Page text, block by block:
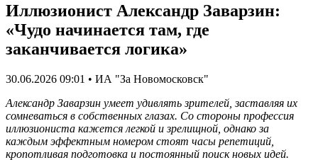
Иллюзионист Александр Заварзин:
«Чудо начинается там, где
заканчивается логика»
30.06.2026 09:01 • ИА "За Новомосковск"
Александр Заварзин умеет удивлять зрителей, заставляя их
сомневаться в собственных глазах. Со стороны профессия
иллюзиониста кажется легкой и зрелищной, однако за
каждым эффектным номером стоят часы репетиций,
кропотливая подготовка и постоянный поиск новых идей.